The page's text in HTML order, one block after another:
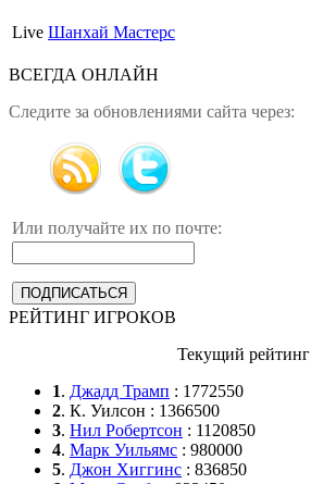
Live Шанхай Мастерс
ВСЕГДА ОНЛАЙН
Следите за обновлениями сайта через:
Или получайте их по почте:
РЕЙТИНГ ИГРОКОВ
Текущий рейтинг
1. Джадд Трамп : 1772550
2. К. Уилсон : 1366500
3. Нил Робертсон : 1120850
4. Марк Уильямс : 980000
5. Джон Хиггинс : 836850